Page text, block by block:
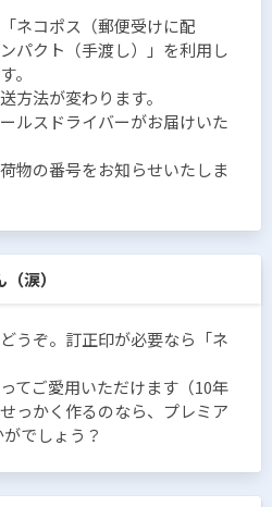
ネコポス（郵便受けに配
パクト（手渡し）」を利用し
。
方法が変わります。
ルスドライバーがお届けいた
物の番号をお知らせいたしま
涙）
うぞ。訂正印が必要なら「ネ
てご愛用いただけます（10年
っかく作るのなら、プレミア
でしょう？